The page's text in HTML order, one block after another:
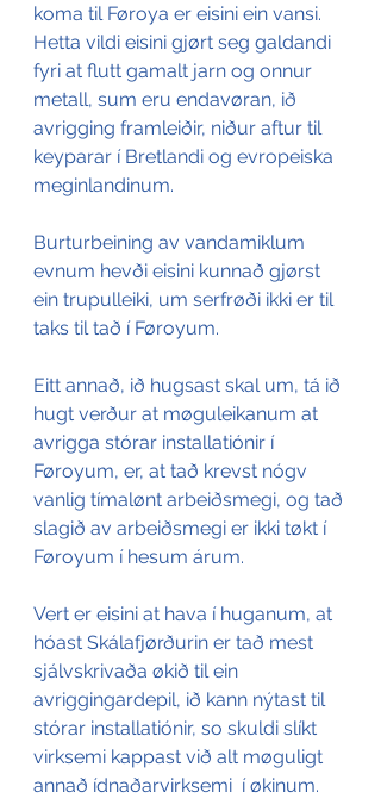
koma til Føroya er eisini ein vansi.
Hetta vildi eisini gjørt seg galdandi
fyri at flutt gamalt jarn og onnur
metall, sum eru endavøran, ið
avrigging framleiðir, niður aftur til
keyparar í Bretlandi og evropeiska
meginlandinum.
Burturbeining av vandamiklum
evnum hevði eisini kunnað gjørst
ein trupulleiki, um serfrøði ikki er til
taks til tað í Føroyum.
Eitt annað, ið hugsast skal um, tá ið
hugt verður at møguleikanum at
avrigga stórar installatiónir í
Føroyum, er, at tað krevst nógv
vanlig tímalønt arbeiðsmegi, og tað
slagið av arbeiðsmegi er ikki tøkt í
Føroyum í hesum árum.
Vert er eisini at hava í huganum, at
hóast Skálafjørðurin er tað mest
sjálvskrivaða økið til ein
avriggingardepil, ið kann nýtast til
stórar installatiónir, so skuldi slíkt
virksemi kappast við alt møguligt
annað ídnaðarvirksemi  í økinum.